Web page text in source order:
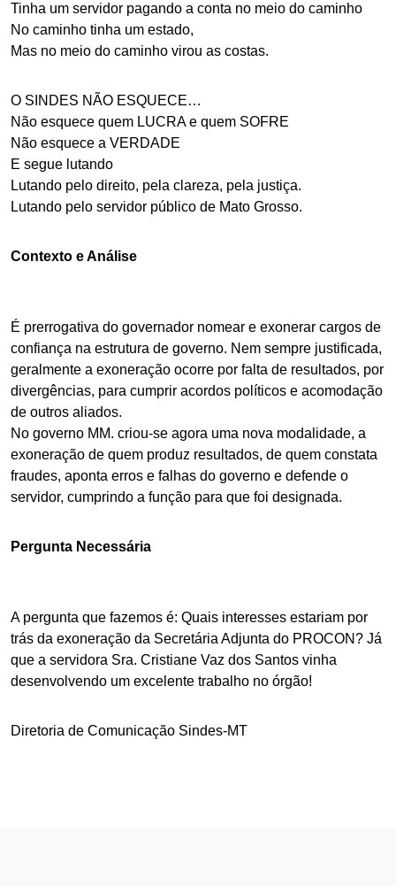
Tinha um servidor pagando a conta no meio do caminho
No caminho tinha um estado,
Mas no meio do caminho virou as costas.
O SINDES NÃO ESQUECE…
Não esquece quem LUCRA e quem SOFRE
Não esquece a VERDADE
E segue lutando
Lutando pelo direito, pela clareza, pela justiça.
Lutando pelo servidor público de Mato Grosso.
Contexto e Análise
É prerrogativa do governador nomear e exonerar cargos de
confiança na estrutura de governo. Nem sempre justificada,
geralmente a exoneração ocorre por falta de resultados, por
divergências, para cumprir acordos políticos e acomodação
de outros aliados.
No governo MM. criou-se agora uma nova modalidade, a
exoneração de quem produz resultados, de quem constata
fraudes, aponta erros e falhas do governo e defende o
servidor, cumprindo a função para que foi designada.
Pergunta Necessária
A pergunta que fazemos é: Quais interesses estariam por
trás da exoneração da Secretária Adjunta do PROCON? Já
que a servidora Sra. Cristiane Vaz dos Santos vinha
desenvolvendo um excelente trabalho no órgão!
Diretoria de Comunicação Sindes-MT